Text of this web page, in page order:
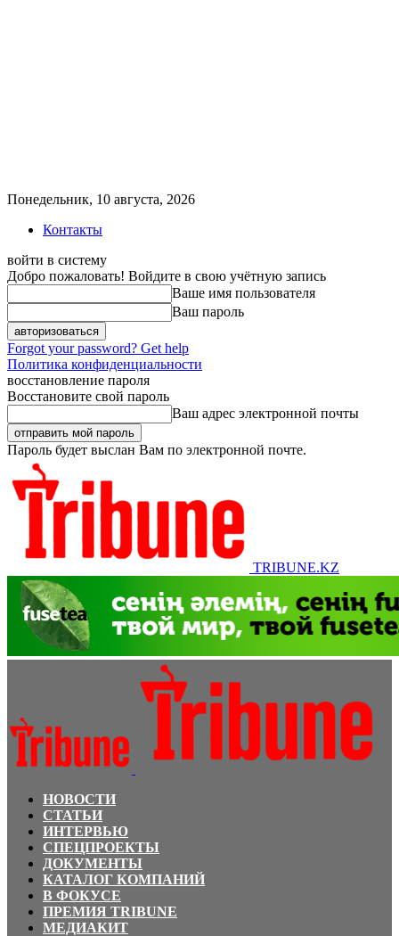
Понедельник, 10 августа, 2026
Контакты
войти в систему
Добро пожаловать! Войдите в свою учётную запись
Ваше имя пользователя
Ваш пароль
Forgot your password? Get help
Политика конфиденциальности
восстановление пароля
Восстановите свой пароль
Ваш адрес электронной почты
Пароль будет выслан Вам по электронной почте.
TRIBUNE.KZ
НОВОСТИ
СТАТЬИ
ИНТЕРВЬЮ
СПЕЦПРОЕКТЫ
ДОКУМЕНТЫ
КАТАЛОГ КОМПАНИЙ
В ФОКУСЕ
ПРЕМИЯ TRIBUNE
МЕДИАКИТ